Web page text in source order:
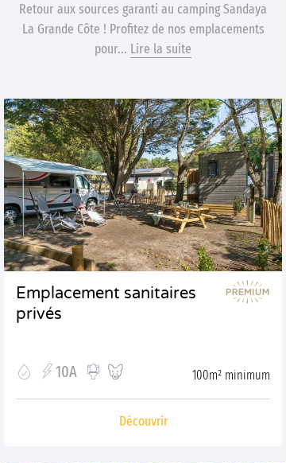
Retour aux sources garanti au camping Sandaya
La Grande Côte ! Profitez de nos emplacements
pour... Lire la suite
Emplacement sanitaires
privés
10A 100m² minimum
Découvrir